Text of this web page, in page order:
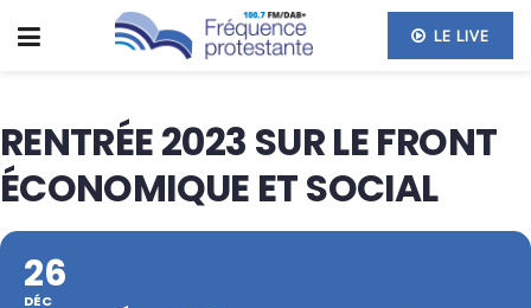
LE LIVE
RENTRÉE 2023 SUR LE FRONT
ÉCONOMIQUE ET SOCIAL
26
DÉC